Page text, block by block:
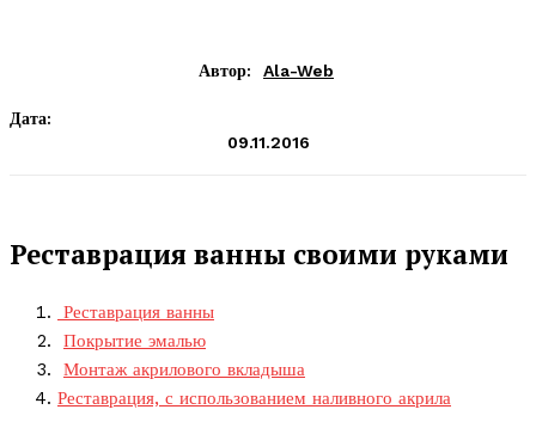
Автор: Ala-Web
Дата:
09.11.2016
Реставрация ванны своими руками
Реставрация ванны
Покрытие эмалью
Монтаж акрилового вкладыша
Реставрация, с использованием наливного акрила